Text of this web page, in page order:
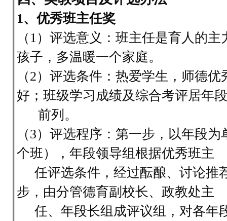
1、优秀班主任奖
（1）评选意义：班主任是育人的
孩子，多温暖一个家庭。
（2）评选条件：热爱学生，师德
好；班级学习成绩及综合考评居年段
前列。
（3）评选程序：第一步，以年段
个班），年段领导组根据优秀班主
任评选条件，经过酝酿、讨论推
步，由分管德育副校长、政教处主
任、年段长组成评议组，对各年